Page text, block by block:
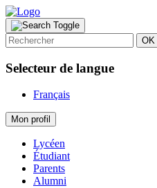
OK
Selecteur de langue
Français
Mon profil
Lycéen
Étudiant
Parents
Alumni